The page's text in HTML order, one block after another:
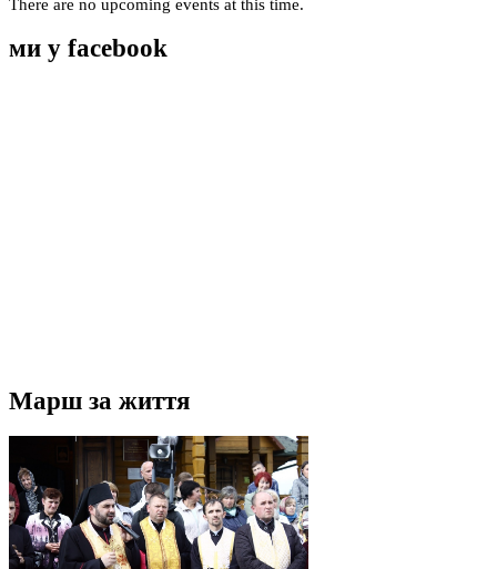
There are no upcoming events at this time.
ми у facebook
Марш за життя